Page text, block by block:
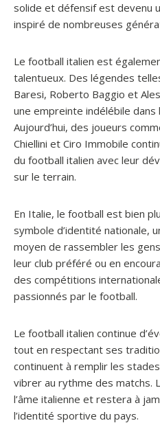
solide et défensif est devenu
inspiré de nombreuses
Le football italien est
talentueux. Des légendes
Baresi, Roberto Baggio et
une empreinte indélébile dans
Aujourd’hui, des joueurs
Chiellini et Ciro Immobile
du football italien avec leur
sur le terrain.
En Italie, le football est bien
symbole d’identité nationale,
moyen de rassembler les
leur club préféré ou en
des compétitions
passionnés par le football.
Le football italien continue
tout en respectant ses
continuent à remplir les
vibrer au rythme des matchs.
l’âme italienne et restera à
l’identité sportive du pays.